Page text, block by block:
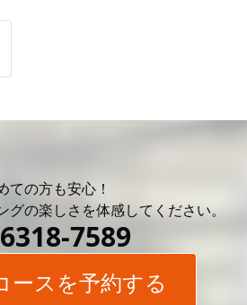
ての方も安心！
グの楽しさを体感してください。
7589
ースを予約する